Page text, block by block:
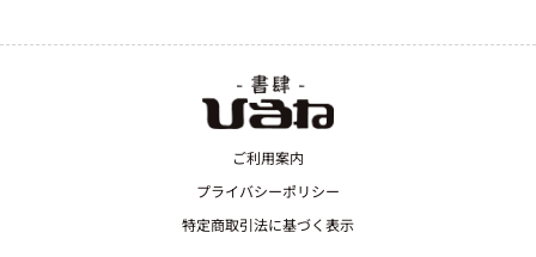
ご利用案内
プライバシーポリシー
特定商取引法に基づく表示